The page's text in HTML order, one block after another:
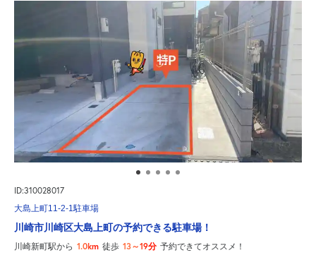
ID:310028017
大島上町11-2-1駐車場
川崎市川崎区大島上町の予約できる駐車場！
川崎新町駅から 1.0km 徒歩 13～19分 予約できてオススメ！